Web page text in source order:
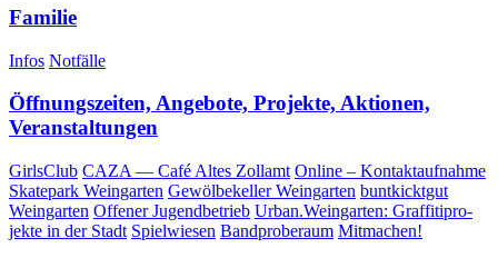
Fami­lie
Infos Not­fäl­le
Öff­nungs­zei­ten, Ange­bo­te, Pro­jek­te, Aktio­nen,
Veranstaltungen
Girls­Club CAZA — Café Altes Zollamt Online – Kontaktaufnahme
Skate­park Weingarten Gewöl­be­kel­ler Weingarten bunt­kickt­gut
Weingarten Offe­ner Jugendbetrieb Urban.Weingarten: Graf­fi­ti­pro­
jek­te in der Stadt Spiel­wie­sen Band­pro­be­raum Mit­ma­chen!